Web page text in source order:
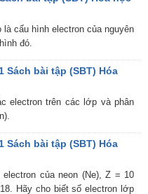
là cấu hình electron của nguyên
đó.
Sách bài tập (SBT) Hóa
electron trên các lớp và phân
Sách bài tập (SBT) Hóa
của neon (Ne), Z = 10
Hãy cho biết số electron lớp